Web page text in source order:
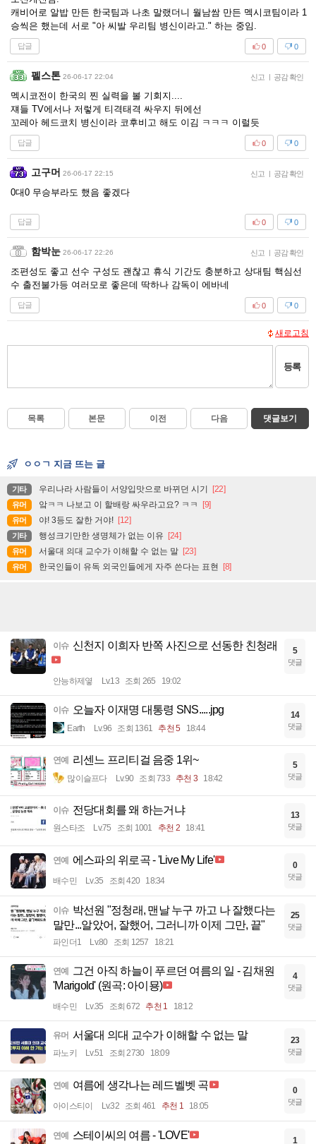
캐비어로 알밥 만든 한국팀과 나초 말랬더니 월남쌈 만든 멕시코팀이라 1
승씩은 했는데 서로 "아 씨발 우리팀 병신이라고." 하는 중임.
답글 0
0
펠스톤 26-06-17 22:04 신고 | 공감 확인
멕시코전이 한국의 찐 실력을 볼 기회지....
쟤들 TV에서나 저렇게 티격태격 싸우지 뒤에선
꼬레아 헤드코치 병신이라 코후비고 해도 이김 ㅋㅋㅋ 이럴듯
답글 0
0
고구머 26-06-17 22:15 신고 | 공감 확인
0대0 무승부라도 했음 좋겠다
답글 0
0
함박눈 26-06-17 22:26 신고 | 공감 확인
조편성도 좋고 선수 구성도 괜찮고 휴식 기간도 충분하고 상대팀 핵심선
수 출전불가등 여러모로 좋은데 딱하나 감독이 에바네
답글 0
0
새로고침
등록
목록 본문 이전 다음 댓글보기
ㅇㅇㄱ 지금 뜨는 글
기타 우리나라 사람들이 서양입맛으로 바뀌던 시기 [22]
유머 앜ㅋㅋ 나보고 이 할배랑 싸우라고요? ㅋㅋ [9]
유머 야! 3등도 잘한 거야! [12]
기타 행성크기만한 생명체가 없는 이유 [24]
유머 서울대 의대 교수가 이해할 수 없는 말 [23]
유머 한국인들이 유독 외국인들에게 자주 쓴다는 표현 [8]
이슈 신천지 이희자 반쪽 사진으로 선동한 친청래
안능하제옇 Lv.13 조회 265 19:02
5
댓글
이슈 오늘자 이재명 대통령 SNS.....jpg
Earth Lv.96 조회 1361 추천 5 18:44
14
댓글
연예 리센느 프리티걸 음중 1위~
많이슬프다 Lv.90 조회 733 추천 3 18:42
5
댓글
이슈 전당대회를 왜 하는거냐
원스타조 Lv.75 조회 1001 추천 2 18:41
13
댓글
연예 에스파의 위로곡 - 'Live My Life'
배수민 Lv.35 조회 420 18:34
0
댓글
이슈 박선원 "정청래, 맨날 누구 까고 나 잘했다는
말만...알았어, 잘했어, 그러니까 이제 그만, 끝"
파인더1 Lv.80 조회 1257 18:21
25
댓글
연예
그건 아직 하늘이 푸르던 여름의 일 - 김채원
'Marigold' (원곡: 아이묭)
배수민 Lv.35 조회 672 추천 1 18:12
4
댓글
유머 서울대 의대 교수가 이해할 수 없는 말
파노키 Lv.51 조회 2730 18:09
23
댓글
연예 여름에 생각나는 레드벨벳 곡
아이스티이 Lv.32 조회 461 추천 1 18:05
0
댓글
연예 스테이씨의 여름 - 'LOVE' 1